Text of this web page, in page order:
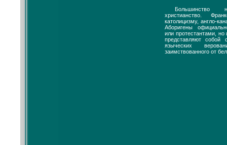
Большинство
христианство.
католицизму, англо-
Аборигены
или протестантами, но
представляют собой
языческих
заимствованного от